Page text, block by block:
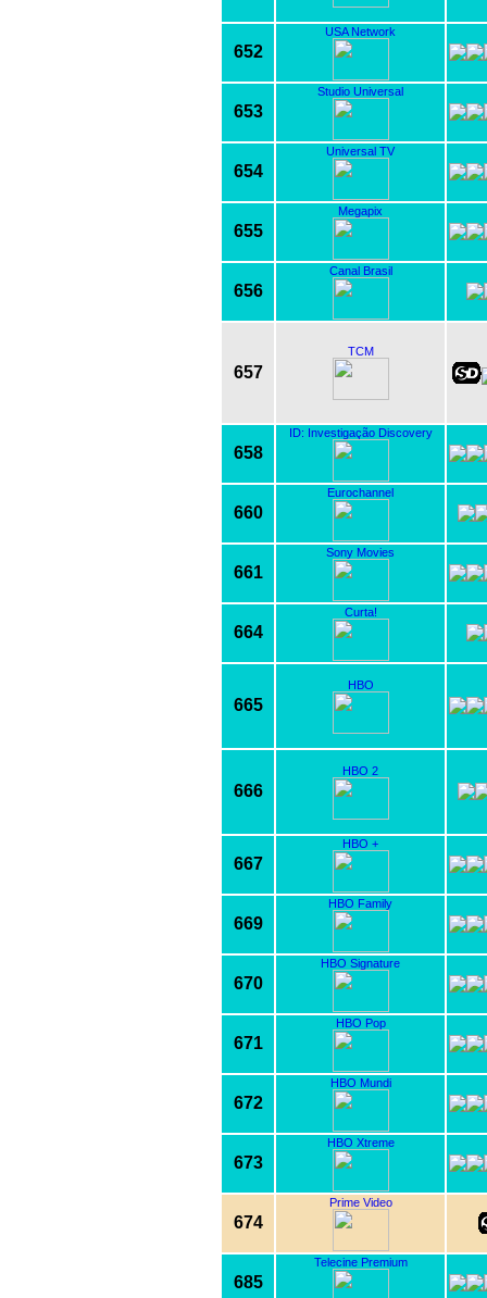
652
USA Network
653
Studio Universal
654
Universal TV
655
Megapix
656
Canal Brasil
657
TCM
658
ID: Investigação Discovery
660
Eurochannel
661
Sony Movies
664
Curta!
665
HBO
666
HBO 2
667
HBO +
669
HBO Family
670
HBO Signature
671
HBO Pop
672
HBO Mundi
673
HBO Xtreme
674
Prime Video
685
Telecine Premium